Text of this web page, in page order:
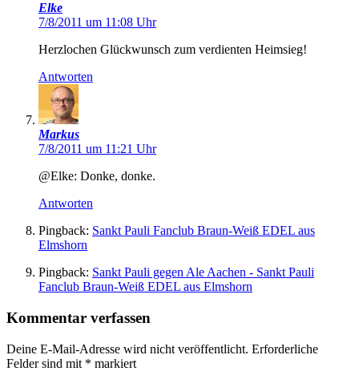
Elke
7/8/2011 um 11:08 Uhr
Herzlochen Glückwunsch zum verdienten Heimsieg!
Antworten
Markus
7/8/2011 um 11:21 Uhr
@Elke: Donke, donke.
Antworten
Pingback: Sankt Pauli Fanclub Braun-Weiß EDEL aus
Elmshorn
Pingback: Sankt Pauli gegen Ale Aachen - Sankt Pauli
Fanclub Braun-Weiß EDEL aus Elmshorn
Kommentar verfassen
Deine E-Mail-Adresse wird nicht veröffentlicht. Erforderliche
Felder sind mit * markiert